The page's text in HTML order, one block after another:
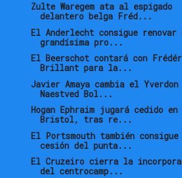
Zulte Waregem ata al espigado
delantero belga Fréd...
El Anderlecht consigue renovar
grandísima pro...
El Beerschot contará con
Brillant para la...
Javier Amaya cambia el
Naestved Bol...
Hogan Ephraim jugará cedido
Bristol, tras re...
El Portsmouth también
cesión del punta...
El Cruzeiro cierra la
del centrocamp...